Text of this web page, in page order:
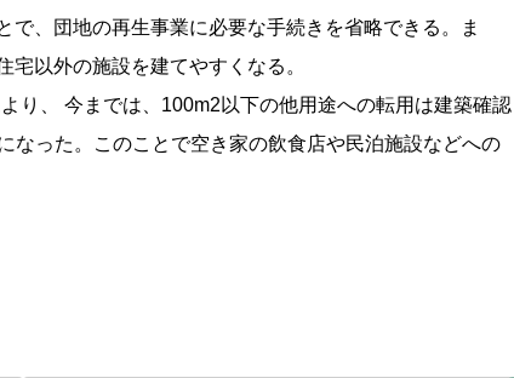
、団地の再生事業に必要な手続きを省略できる。ま
以外の施設を建てやすくなる。
り、 今までは、100m2以下の他用途への転用は建築確認
なった。このことで空き家の飲食店や民泊施設などへの